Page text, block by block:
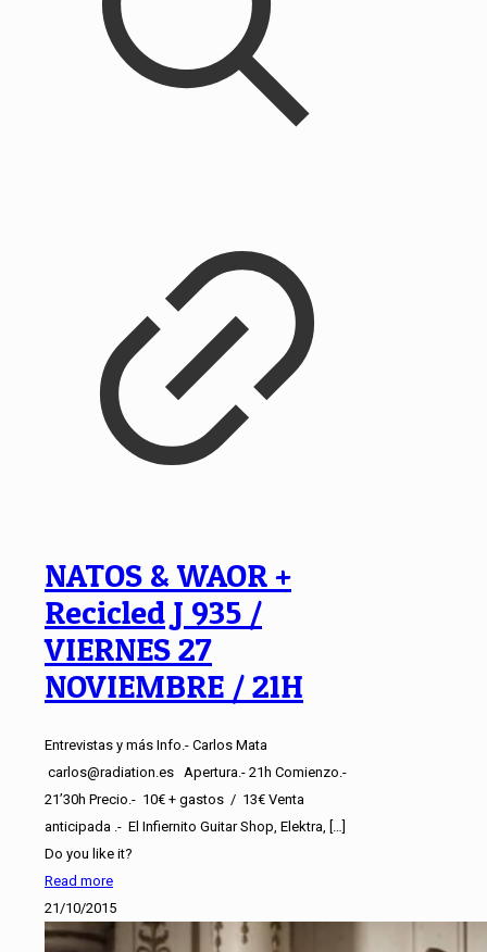
NATOS & WAOR +
Recicled J 935 /
VIERNES 27
NOVIEMBRE / 21H
Entrevistas y más Info.- Carlos Mata
carlos@radiation.es Apertura.- 21h Comienzo.-
21’30h Precio.- 10€ + gastos / 13€ Venta
anticipada .- El Infiernito Guitar Shop, Elektra, […]
Do you like it?
Read more
21/10/2015